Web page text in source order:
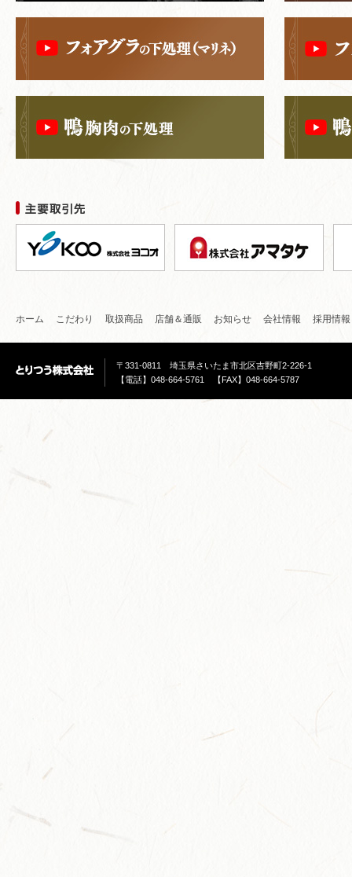
ホーム こだわり 取扱商品 店舗＆通販 お知らせ 会社情報 採用情報
〒331-0811 埼玉県さいたま市北区吉野町2-226-1
【電話】048-664-5761 【FAX】048-664-5787